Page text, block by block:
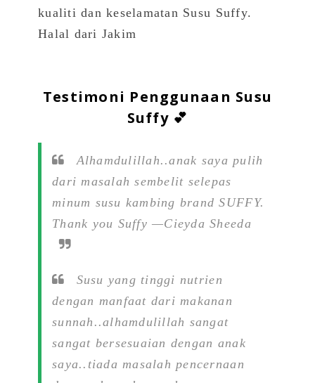
kualiti dan keselamatan Susu Suffy.
Halal dari Jakim
Testimoni Penggunaan Susu
Suffy 💕
Alhamdulillah..anak saya pulih
dari masalah sembelit selepas
minum susu kambing brand SUFFY.
Thank you Suffy —Cieyda Sheeda
Susu yang tinggi nutrien
dengan manfaat dari makanan
sunnah..alhamdulillah sangat
sangat bersesuaian dengan anak
saya..tiada masalah pencernaan